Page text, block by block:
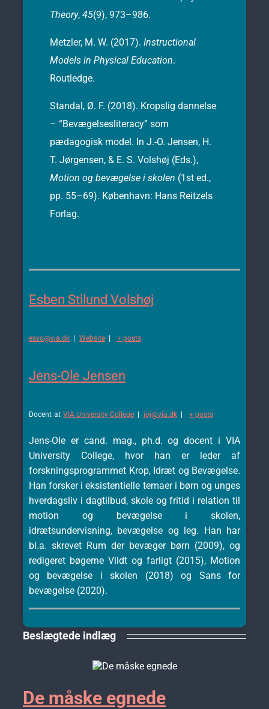
Theory,45(9), 973–986.
Metzler, M. W. (2017).Instructional
Models in Physical Education.
Routledge.
Standal, Ø. F. (2018). Kropslig dannelse
– “Bevægelsesliteracy” som
pædagogisk model. In J.-O. Jensen, H.
T. Jørgensen, & E. S. Volshøj (Eds.),
Motion og bevægelse i skolen (1st ed.,
pp. 55–69). København: Hans Reitzels
Forlag.
Esben Stilund Volshøj
esvo@via.dk | Website | + posts
Jens-Ole Jensen
Docent at VIA University College joj@via.dk + posts
Jens-Ole er cand. mag., ph.d. og docent i VIA
University College, hvor han er leder af
forskningsprogrammet Krop, Idræt og Bevægelse.
Han forsker i eksistentielle temaer i børn og unges
hverdagsliv i dagtilbud, skole og fritid i relation til
motion og bevægelse i skolen,
idrætsundervisning, bevægelse og leg. Han har
bl.a. skrevet Rum der bevæger børn (2009), og
redigeret bøgerne Vildt og farligt (2015), Motion
og bevægelse i skolen (2018) og Sans for
bevægelse (2020).
Beslægtede indlæg
De måske egnede